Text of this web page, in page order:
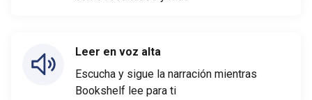
Leer en voz alta
Escucha y sigue la narración mientras
Bookshelf lee para ti